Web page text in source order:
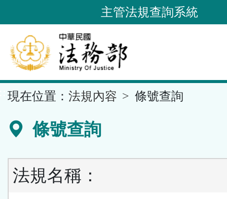
到
要
內
容
區
主管法規查詢系統
現在位置： 法規內容 條號查詢
條號查詢
法規名稱：